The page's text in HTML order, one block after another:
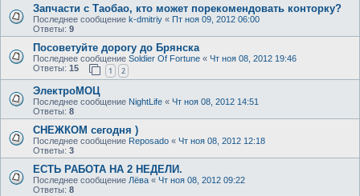
Запчасти с Таобао, кто может порекомендовать конторку?
Последнее сообщение k-dmitriy « Пт ноя 09, 2012 06:00
Ответы: 9
Посоветуйте дорогу до Брянска
Последнее сообщение Soldier Of Fortune « Чт ноя 08, 2012 19:46
Ответы: 15 1 2
ЭлектроМОЦ
Последнее сообщение NightLife « Чт ноя 08, 2012 14:51
Ответы: 8
СНЕЖКОМ сегодня )
Последнее сообщение Reposado « Чт ноя 08, 2012 12:18
Ответы: 3
ЕСТЬ РАБОТА НА 2 НЕДЕЛИ.
Последнее сообщение Лёва « Чт ноя 08, 2012 09:22
Ответы: 8